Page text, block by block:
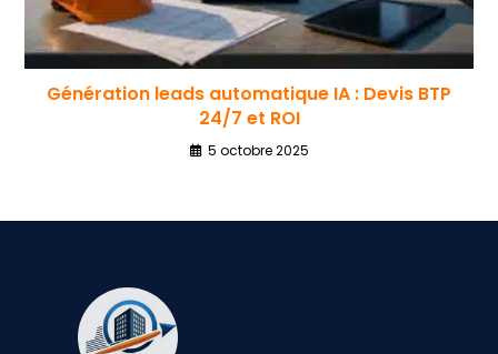
Génération leads automatique IA : Devis BTP
24/7 et ROI
5 octobre 2025